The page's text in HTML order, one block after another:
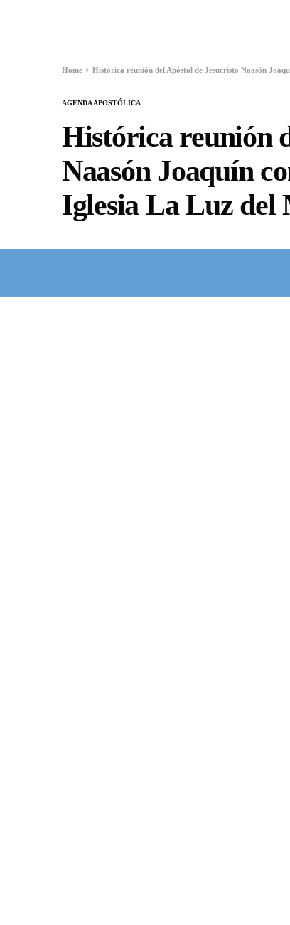
Home Histórica reunión del Apóstol de Jesucristo Naasón
AGENDA APOSTÓLICA
Histórica reunión
Naasón Joaquín
Iglesia La Luz del
BEREA STAFF, J.R.G. MAY 14, 2015